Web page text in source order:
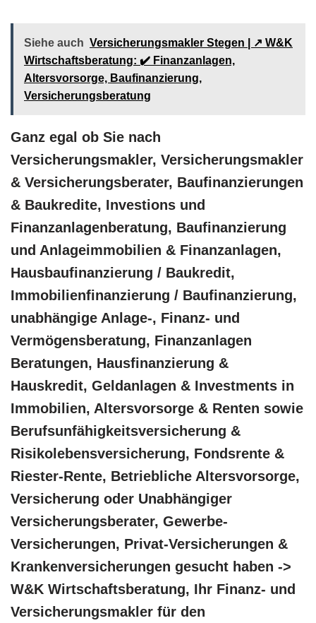
Siehe auch Versicherungsmakler Stegen | ↗️ W&K
Wirtschaftsberatung: ✔️ Finanzanlagen,
Altersvorsorge, Baufinanzierung,
Versicherungsberatung
Ganz egal ob Sie nach
Versicherungsmakler, Versicherungsmakler
& Versicherungsberater, Baufinanzierungen
& Baukredite, Investions und
Finanzanlagenberatung, Baufinanzierung
und Anlageimmobilien & Finanzanlagen,
Hausbaufinanzierung / Baukredit,
Immobilienfinanzierung / Baufinanzierung,
unabhängige Anlage-, Finanz- und
Vermögensberatung, Finanzanlagen
Beratungen, Hausfinanzierung &
Hauskredit, Geldanlagen & Investments in
Immobilien, Altersvorsorge & Renten sowie
Berufsunfähigkeitsversicherung &
Risikolebensversicherung, Fondsrente &
Riester-Rente, Betriebliche Altersvorsorge,
Versicherung oder Unabhängiger
Versicherungsberater, Gewerbe-
Versicherungen, Privat-Versicherungen &
Krankenversicherungen gesucht haben ->
W&K Wirtschaftsberatung, Ihr Finanz- und
Versicherungsmakler für den